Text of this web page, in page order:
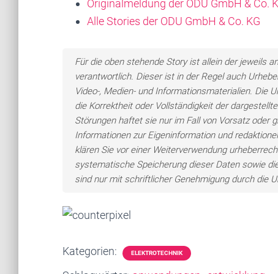
Originalmeldung der ODU GmbH & Co.
Alle Stories der ODU GmbH & Co. KG
Für die oben stehende Story ist allein der jeweils
verantwortlich. Dieser ist in der Regel auch
Video-, Medien- und Informationsmaterialien. Die
die Korrektheit oder Vollständigkeit der
Störungen haftet sie nur im Fall von Vorsatz oder
Informationen zur Eigeninformation und
klären Sie vor einer Weiterverwendung
systematische Speicherung dieser Daten sowie
sind nur mit schriftlicher Genehmigung durch die
Kategorien: ELEKTROTECHNIK